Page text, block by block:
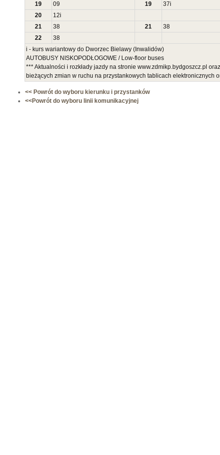
19
09 19 37i
20
12i
21
38 21
38
22
38
i - kurs wariantowy do Dworzec Bielawy (Inwalidów)
AUTOBUSY NISKOPODŁOGOWE / Low-floor buses
*** Aktualności i rozkłady jazdy na stronie www.zdmikp.bydgoszcz.pl
bieżących zmian w ruchu na przystankowych tablicach elektronicznych
<< Powrót do wyboru kierunku i przystanków
<<Powrót do wyboru linii komunikacyjnej